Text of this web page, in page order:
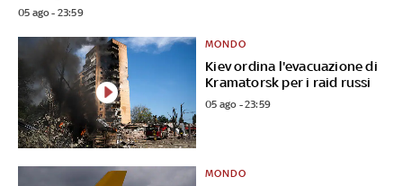
05 ago - 23:59
Kiev ordina l'evacuazione di
Kramatorsk per i raid russi
MONDO
05 ago - 23:59
MONDO